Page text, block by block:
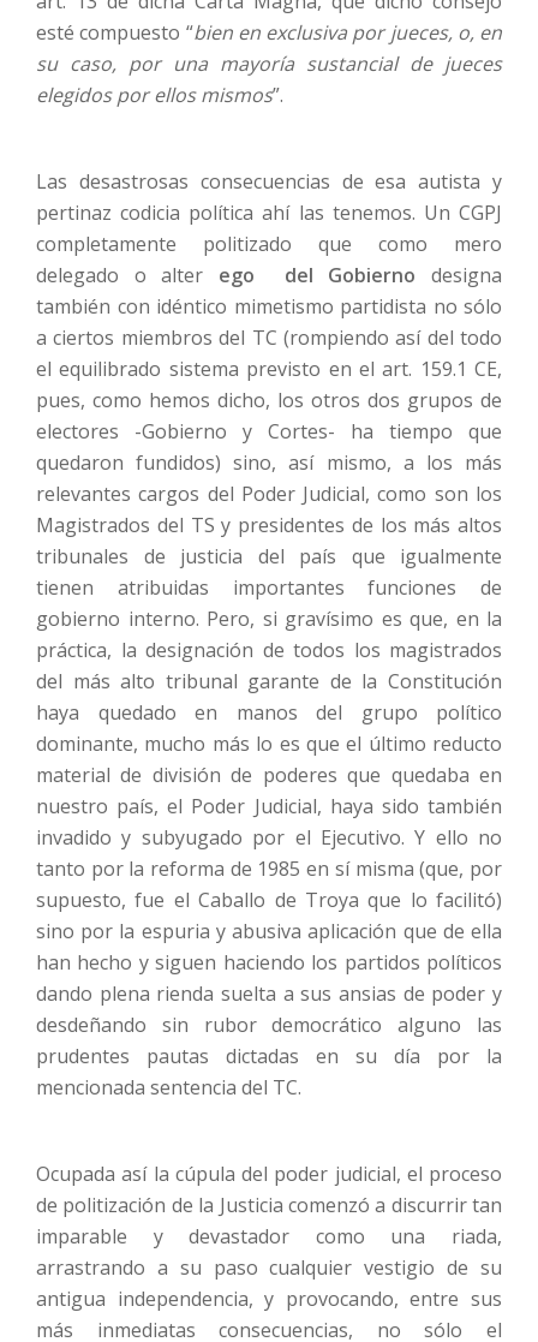
esté compuesto “bien en exclusiva por jueces, o, en
su caso, por una mayoría sustancial de jueces
elegidos por ellos mismos”.
Las desastrosas consecuencias de esa autista y
pertinaz codicia política ahí las tenemos. Un CGPJ
completamente politizado que como mero
delegado o alter ego del Gobiernodesigna
también con idéntico mimetismo partidista no sólo
a ciertos miembros del TC (rompiendo así del todo
el equilibrado sistema previsto en el art. 159.1 CE,
pues, como hemos dicho, los otros dos grupos de
electores -Gobierno y Cortes- ha tiempo que
quedaron fundidos) sino, así mismo, a los más
relevantes cargos del Poder Judicial, como son los
Magistrados del TS y presidentes de los más altos
tribunales de justicia del país que igualmente
tienen atribuidas importantes funciones de
gobierno interno. Pero, si gravísimo es que, en la
práctica, la designación de todos los magistrados
del más alto tribunal garante de la Constitución
haya quedado en manos del grupo político
dominante, mucho más lo es que el último reducto
material de división de poderes que quedaba en
nuestro país, el Poder Judicial, haya sido también
invadido y subyugado por el Ejecutivo. Y ello no
tanto por la reforma de 1985 en sí misma (que, por
supuesto, fue el Caballo de Troya que lo facilitó)
sino por la espuria y abusiva aplicación que de ella
han hecho y siguen haciendo los partidos políticos
dando plena rienda suelta a sus ansias de poder y
desdeñando sin rubor democrático alguno las
prudentes pautas dictadas en su día por la
mencionada sentencia del TC.
Ocupada así la cúpula del poder judicial, el proceso
de politización de la Justicia comenzó a discurrir tan
imparable y devastador como una riada,
arrastrando a su paso cualquier vestigio de su
antigua independencia, y provocando, entre sus
más inmediatas consecuencias, no sólo el